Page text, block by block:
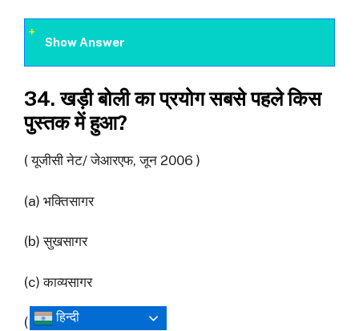
Show Answer
34. खड़ी बोली का प्रयोग सबसे पहले किस
पुस्तक में हुआ?
( यूजीसी नेट/ जेआरएफ, जून 2006 )
(a) भक्तिसागर
(b) सुखसागर
(c) काव्यसागर
(d) प्रेमसागर
हिन्दी